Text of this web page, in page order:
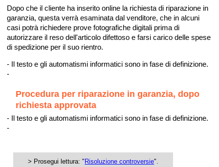
Dopo che il cliente ha inserito online la richiesta di riparazione in
garanzia, questa verrà esaminata dal venditore, che in alcuni
casi potrà richiedere prove fotografiche digitali prima di
autorizzare il reso dell'articolo difettoso e farsi carico delle spese
di spedizione per il suo rientro.
- Il testo e gli automatismi informatici sono in fase di definizione.
-
Procedura per riparazione in garanzia, dopo
richiesta approvata
- Il testo e gli automatismi informatici sono in fase di definizione.
-
> Prosegui lettura: "Risoluzione controversie".